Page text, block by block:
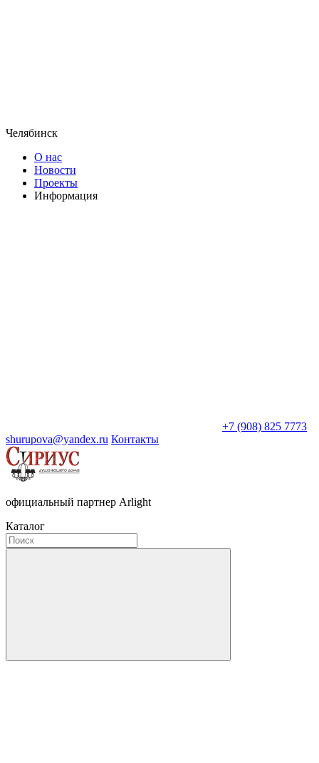
Челябинск
О нас
Новости
Проекты
Информация
+7 (908) 825 7773
shurupova@yandex.ru Контакты
официальный партнер Arlight
Каталог